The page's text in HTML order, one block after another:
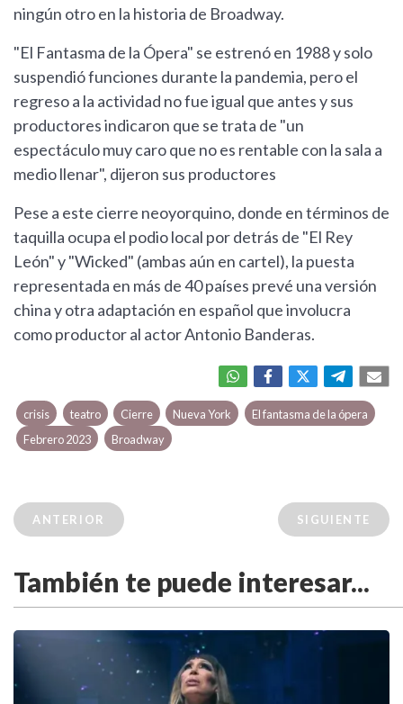
ningún otro en la historia de Broadway.
"El Fantasma de la Ópera" se estrenó en 1988 y solo
suspendió funciones durante la pandemia, pero el
regreso a la actividad no fue igual que antes y sus
productores indicaron que se trata de "un
espectáculo muy caro que no es rentable con la sala a
medio llenar", dijeron sus productores
Pese a este cierre neoyorquino, donde en términos de
taquilla ocupa el podio local por detrás de "El Rey
León" y "Wicked" (ambas aún en cartel), la puesta
representada en más de 40 países prevé una versión
china y otra adaptación en español que involucra
como productor al actor Antonio Banderas.
crisis teatro Cierre Nueva York
El fantasma de la ópera
Febrero 2023
Broadway
ANTERIOR SIGUIENTE
También te puede interesar...